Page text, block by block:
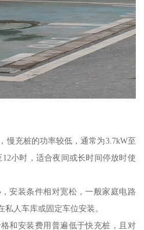
慢充桩的功率较低，通常为3.7kW至
小时，适合夜间或长时间停放时使
安装条件相对宽松，一般家庭电路
人车库或固定车位安装。
和安装费用普遍低于快充桩，且对